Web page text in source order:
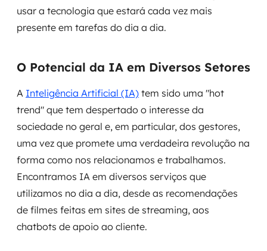
usar a tecnologia que estará cada vez mais
presente em tarefas do dia a dia.
O Potencial da IA em Diversos Setores
A Inteligência Artificial (IA) tem sido uma "hot
trend" que tem despertado o interesse da
sociedade no geral e, em particular, dos gestores,
uma vez que promete uma verdadeira revolução na
forma como nos relacionamos e trabalhamos.
Encontramos IA em diversos serviços que
utilizamos no dia a dia, desde as recomendações
de filmes feitas em sites de streaming, aos
chatbots de apoio ao cliente.